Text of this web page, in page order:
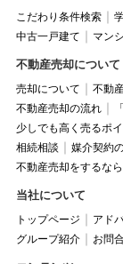
こだわり条件検索
中古一戸建て
マン
不動産売却について
売却について 不動
不動産売却の流れ
少しでも高く売るポ
相続相談
媒介契約
不動産売却をするな
当社について
トップページ アド
グループ紹介
お問